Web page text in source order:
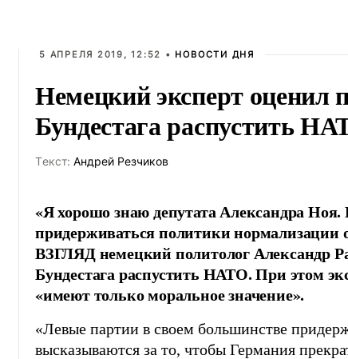
5 АПРЕЛЯ 2019, 12:52 • НОВОСТИ ДНЯ
Немецкий эксперт оценил
Бундестага распустить
Tекст: Андрей Резчиков
«Я хорошо знаю депутата Александра
придерживаться политики нормализации
ВЗГЛЯД немецкий политолог Александр
Бундестага распустить НАТО. При этом
«имеют только моральное значение».
«Левые партии в своем большинстве
высказываются за то, чтобы Германия